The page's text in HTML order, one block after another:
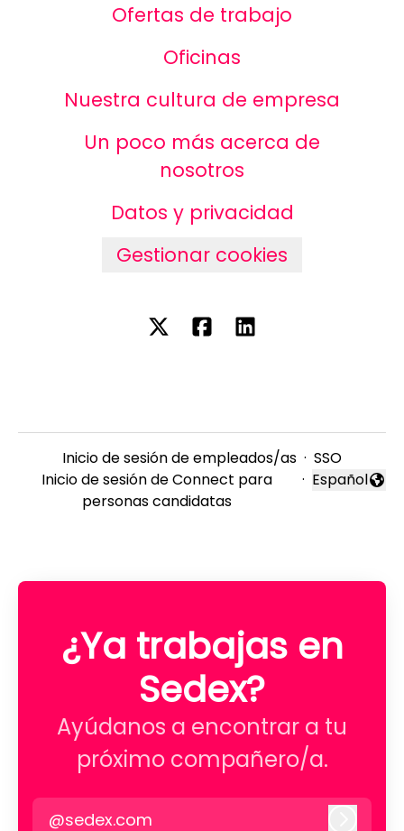
Ofertas de trabajo
Oficinas
Nuestra cultura de empresa
Un poco más acerca de
nosotros
Datos y privacidad
Gestionar cookies
Inicio de sesión de empleados/as · SSO
Inicio de sesión de Connect para
personas candidatas
· Cambiar
Español
¿Ya trabajas en
Sedex?
Ayúdanos a encontrar a tu
próximo compañero/a.
@sedex.com